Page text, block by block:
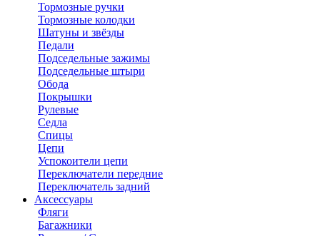
Тормозные ручки
Тормозные колодки
Шатуны и звёзды
Педали
Подседельные зажимы
Подседельные штыри
Обода
Покрышки
Рулевые
Седла
Спицы
Цепи
Успокоители цепи
Переключатели передние
Переключатель задний
Аксессуары
Фляги
Багажники